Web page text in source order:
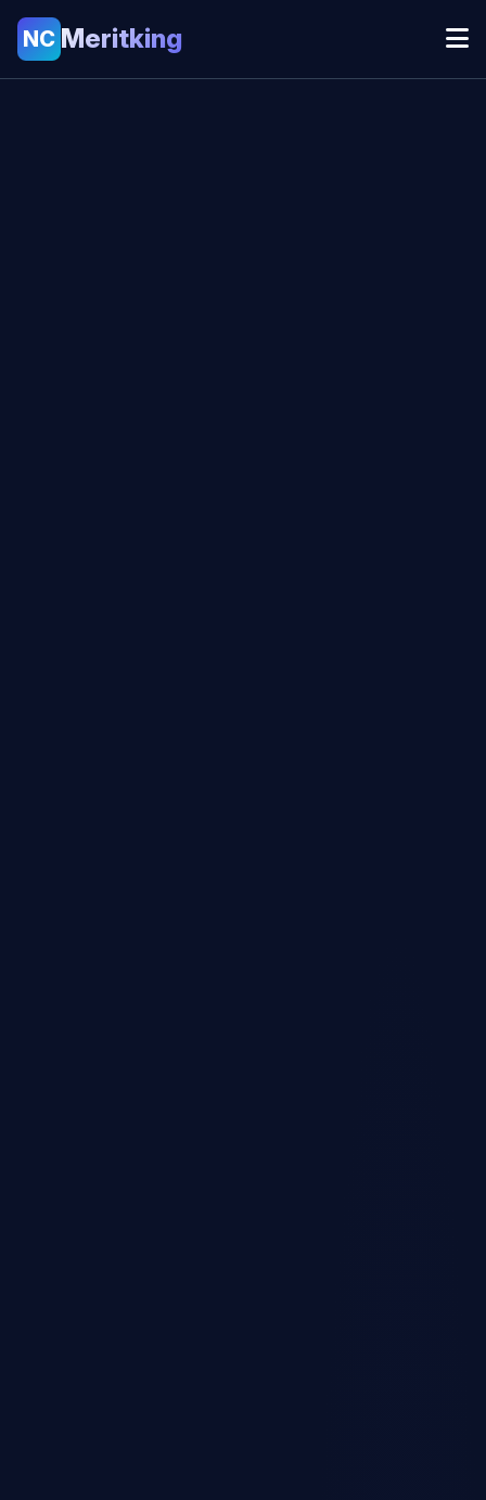
NC Meritking